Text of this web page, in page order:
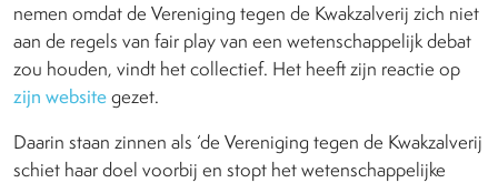
nemen omdat de Vereniging tegen de Kwakzalverij zich niet
aan de regels van fair play van een wetenschappelijk debat
zou houden, vindt het collectief. Het heeft zijn reactie op
zijn websitegezet.
Daarin staan zinnen als ‘de Vereniging tegen de Kwakzalverij
schiet haar doel voorbij en stopt het wetenschappelijke